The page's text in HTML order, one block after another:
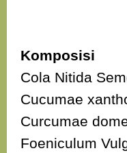
Komposisi
Cola Nitida
Cucumae
Curcumae
Foeniculum